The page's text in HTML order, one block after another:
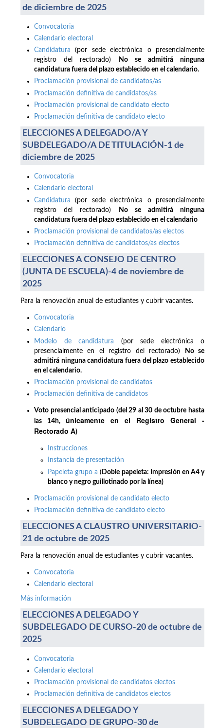
de diciembre de 2025
Convocatoria
Calendario electoral
Candidatura (por sede electrónica o presencialmente
registro del rectorado)
No se admitirá ninguna
candidatura fuera del plazo establecido en el calendario.
Proclamación provisional de candidatos/as
Proclamación definitiva de candidatos/as
Proclamación provisional de candidato electo
Proclamación definitiva de candidato electo
ELECCIONES A DELEGADO/A Y
SUBDELEGADO/A DE TITULACIÓN-1 de
diciembre de 2025
Convocatoria
Calendario electoral
Candidatura (por sede electrónica o presencialmente
registro del rectorado)
No se admitirá ninguna
candidatura fuera del plazo establecido en el calendario
Proclamación provisional de candidatos/as electos
Proclamación definitiva de candidatos/as electos
ELECCIONES A CONSEJO DE CENTRO
(JUNTA DE ESCUELA)-4 de noviembre de
2025
Para la renovación anual de estudiantes y cubrir vacantes.
Convocatoria
Calendario
Modelo de candidatura (por sede electrónica o
presencialmente en el registro del rectorado)
No se
admitirá ninguna candidatura fuera del plazo establecido
en el calendario.
Proclamación provisional de candidatos
Proclamación definitiva de candidatos
Voto presencial anticipado (del 29 al 30 de octubre hasta
las 14h, únicamente en el Registro General -
Rectorado A)
Instrucciones
Instancia de presentación
Papeleta grupo a( Doble papeleta: Impresión en A4 y
blanco y negro guillotinado por la línea)
Proclamación provisional de candidato electo
Proclamación definitiva de candidato electo
ELECCIONES A CLAUSTRO UNIVERSITARIO-
21 de octubre de 2025
Para la renovación anual de estudiantes y cubrir vacantes.
Convocatoria
Calendario electoral
Más información
ELECCIONES A DELEGADO Y
SUBDELEGADO DE CURSO-20 de octubre de
2025
Convocatoria
Calendario electoral
Proclamación provisional de candidatos electos
Proclamación definitiva de candidatos electos
ELECCIONES A DELEGADO Y
SUBDELEGADO DE GRUPO-30 de